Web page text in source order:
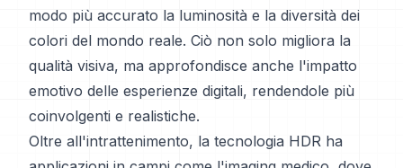
modo più accurato la luminosità e la diversità dei
colori del mondo reale. Ciò non solo migliora la
qualità visiva, ma approfondisce anche l'impatto
emotivo delle esperienze digitali, rendendole più
coinvolgenti e realistiche.
Oltre all'intrattenimento, la tecnologia HDR ha